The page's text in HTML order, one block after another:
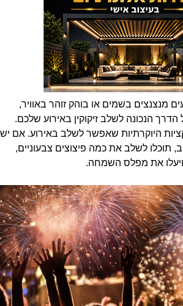
מנצנצים בשמים או בוהק זוהר באוויר,
הנכונה לשלב זיקוקין באירוע שלכם.
היוקרתיות שאפשר לשלב באירוע. אם יש
תוכלו לשלב את כמה פיצוצים צבעוניים,
את מפלס השמחה.